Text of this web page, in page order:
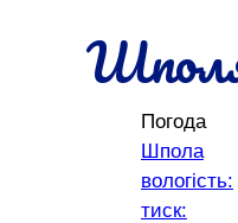
Погода
Шпола
вологість:
тиск: